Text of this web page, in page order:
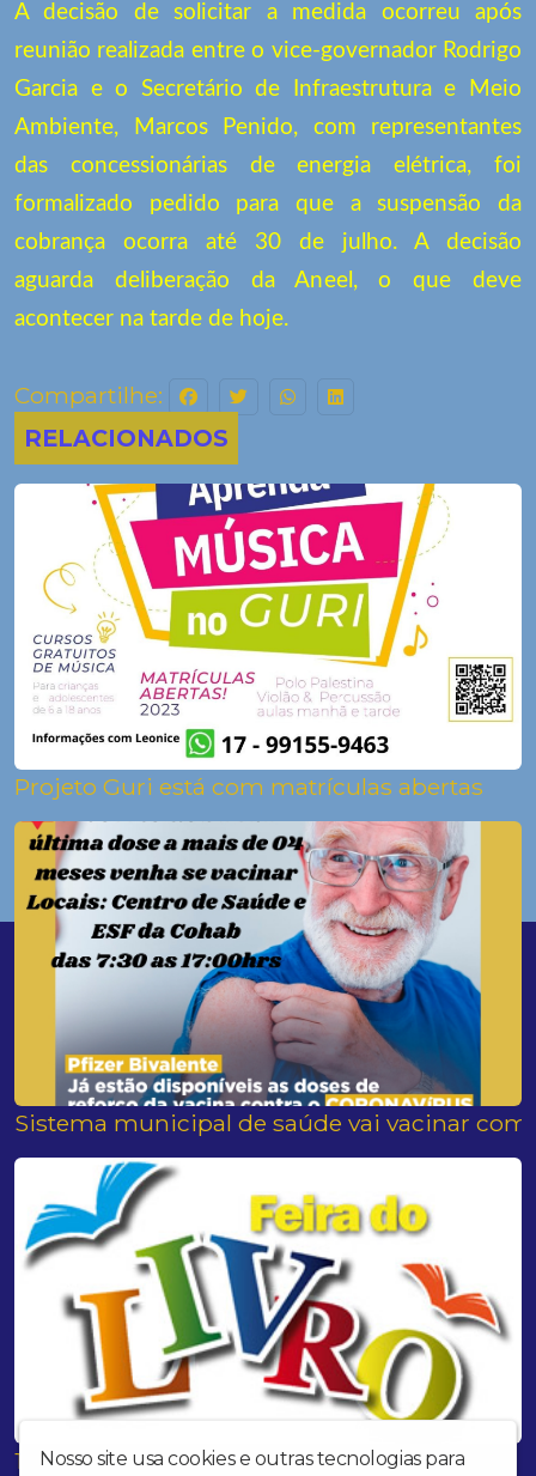
A decisão de solicitar a medida ocorreu após
reunião realizada entre o vice-governador Rodrigo
Garcia e o Secretário de Infraestrutura e Meio
Ambiente, Marcos Penido, com representantes
das concessionárias de energia elétrica, foi
formalizado pedido para que a suspensão da
cobrança ocorra até 30 de julho. A decisão
aguarda deliberação da Aneel, o que deve
acontecer na tarde de hoje.
Compartilhe:
RELACIONADOS
Projeto Guri está com matrículas abertas
Sistema municipal de saúde vai vacinar com
1° Feira do Livro do CRAS
Nosso site usa cookies e outras tecnologias para